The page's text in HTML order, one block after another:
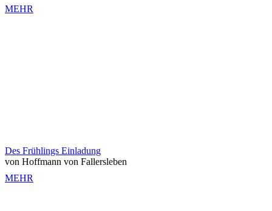
MEHR
Des Frühlings Einladung
von Hoffmann von Fallersleben
MEHR